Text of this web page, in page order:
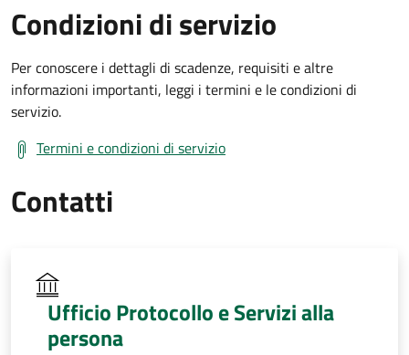
Condizioni di servizio
Per conoscere i dettagli di scadenze, requisiti e altre
informazioni importanti, leggi i termini e le condizioni di
servizio.
Termini e condizioni di servizio
Contatti
Ufficio Protocollo e Servizi alla
persona